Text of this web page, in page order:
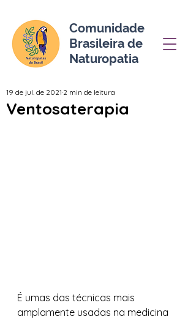
Comunidade
Brasileira de
Naturopatia
Ventosaterapia
19 de jul. de 2021 2 min de leitura
É umas das técnicas mais
amplamente usadas na medicina